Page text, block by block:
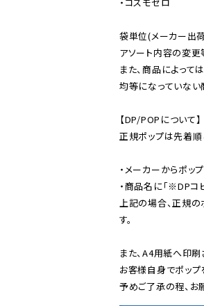
袋単位(メーカー出
アソート内容の変更
また、商品によって
均等になっていない
【DP/POPについて】
正規ポップは先着順
・メーカーからポ
・商品名に「※DPコ
上記の場合、正規の
す。
また、A4用紙へ印刷
お客様自身でポップ
予めご了承の程、お